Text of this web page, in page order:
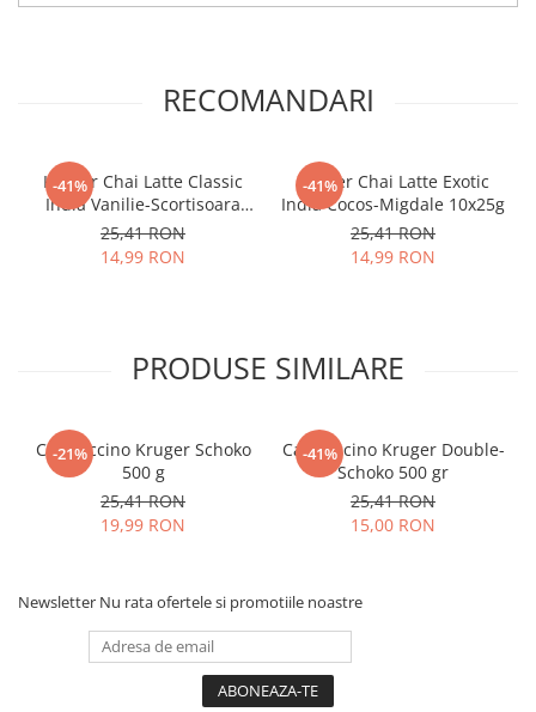
RECOMANDARI
-41%
Kruger Chai Latte Classic
India Vanilie-Scortisoara
10x25g
25,41 RON
14,99 RON
-41%
Kruger Chai Latte Exotic
India Cocos-Migdale 10x25g
25,41 RON
14,99 RON
PRODUSE SIMILARE
-21%
Cappuccino Kruger Schoko
500 g
25,41 RON
19,99 RON
-41%
Cappuccino Kruger Double-
Schoko 500 gr
25,41 RON
15,00 RON
Newsletter Nu rata ofertele si promotiile noastre